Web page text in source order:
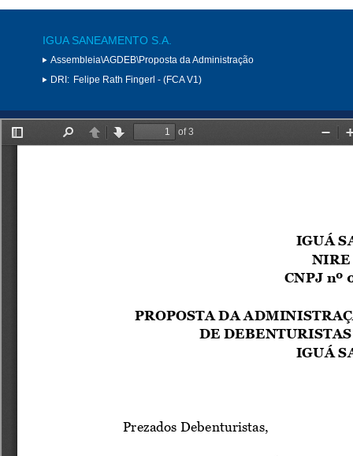
IGUA SANEAMENTO S.A.
Assembleia\AGDEB\Proposta da Administração
DRI: Felipe Rath Fingerl - (FCA V1)